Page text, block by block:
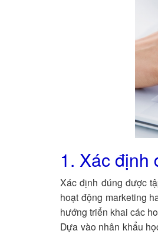
1. Xác định
Xác định đúng được
hoạt động marketing
hướng triển khai các
Dựa vào nhân khẩu